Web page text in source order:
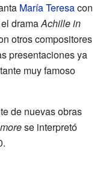
María Teresacon
el dramaAchille in
otros compositores
presentaciones ya
muy famoso
de nuevas obras
se interpretó